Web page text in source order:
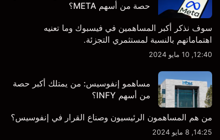
حصة من أسهم META؟
سوف نذكر أكبر المساهمين في فيسبوك وما تعنيه
اهتماماتهم بالنسبة لمستثمري التجزئة.
12:40, 10 مايو 2024
مساهمو إنفوسيس: من يمتلك أكبر حصة
من أسهم INFY؟
من هم المساهمون الرئيسيون وصناع القرار في إنفوسيس؟
14:25, 8 مايو 2024